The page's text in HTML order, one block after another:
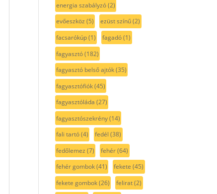
energia szabályzó(2)
evőeszköz (5) ezüst színű(2)
facsarókúp(1) fagadó(1)
fagyasztó(182)
fagyasztó belső ajtók(35)
fagyasztófiók(45)
fagyasztóláda (27)
fagyasztószekrény(14)
fali tartó(4) fedél (38)
fedőlemez (7) fehér(64)
fehér gombok(41) fekete (45)
fekete gombok(26) felirat(2)